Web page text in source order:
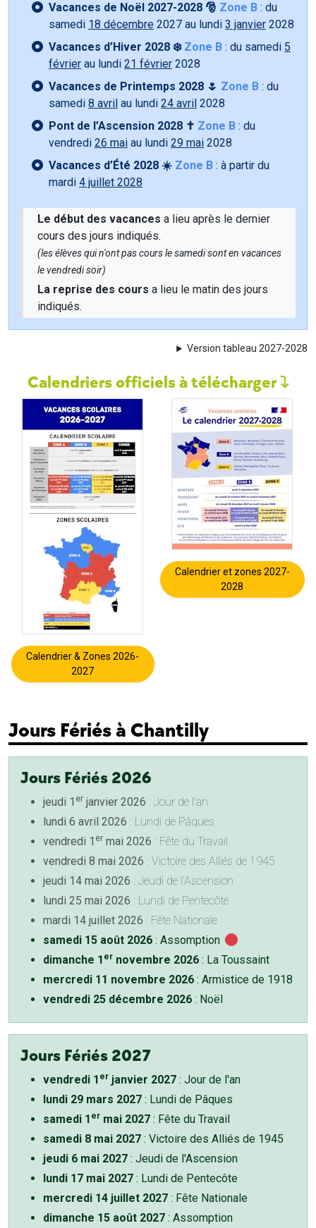
Vacances de Noël 2027-2028 🎅 Zone B : du
samedi 18 décembre 2027 au lundi 3 janvier 2028
Vacances d’Hiver 2028 ❄️ Zone B : du samedi 5
février au lundi 21 février 2028
Vacances de Printemps 2028 🌷 Zone B : du
samedi 8 avril au lundi 24 avril 2028
Pont de l’Ascension 2028 ✝️ Zone B : du
vendredi 26 mai au lundi 29 mai 2028
Vacances d’Été 2028 ☀️ Zone B : à partir du
mardi 4 juillet 2028
Le début des vacances a lieu après le dernier
cours des jours indiqués.
(les élèves qui n'ont pas cours le samedi sont en vacances
le vendredi soir)
La reprise des cours a lieu le matin des jours
indiqués.
Version tableau 2027-2028
Calendriers officiels à télécharger
Calendrier & Zones 2026-
2027
Calendrier et zones 2027-
2028
Jours Fériés à Chantilly
Jours Fériés 2026
jeudi 1 er janvier 2026 : Jour de l'an
lundi 6 avril 2026 : Lundi de Pâques
vendredi 1 er mai 2026 : Fête du Travail
vendredi 8 mai 2026 : Victoire des Alliés de 1945
jeudi 14 mai 2026 : Jeudi de l'Ascension
lundi 25 mai 2026 : Lundi de Pentecôte
mardi 14 juillet 2026 : Fête Nationale
samedi 15 août 2026 : Assomption
dimanche 1 er novembre 2026 : La Toussaint
mercredi 11 novembre 2026 : Armistice de 1918
vendredi 25 décembre 2026 : Noël
Jours Fériés 2027
vendredi 1 er janvier 2027 : Jour de l'an
lundi 29 mars 2027 : Lundi de Pâques
samedi 1 er mai 2027 : Fête du Travail
samedi 8 mai 2027 : Victoire des Alliés de 1945
jeudi 6 mai 2027 : Jeudi de l'Ascension
lundi 17 mai 2027 : Lundi de Pentecôte
mercredi 14 juillet 2027 : Fête Nationale
dimanche 15 août 2027 : Assomption